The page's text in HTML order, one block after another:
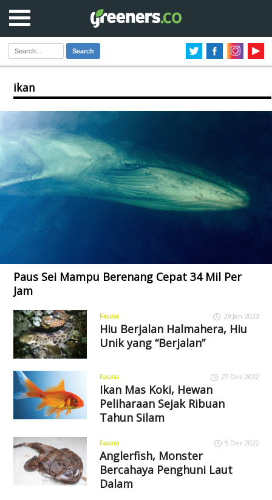
Search
ikan
Paus Sei Mampu Berenang Cepat 34 Mil Per
Jam
Fauna 29 Jan 2023
Hiu Berjalan Halmahera, Hiu
Unik yang “Berjalan”
Fauna 27 Des 2022
Ikan Mas Koki, Hewan
Peliharaan Sejak Ribuan
Tahun Silam
Fauna 5 Des 2022
Anglerfish, Monster
Bercahaya Penghuni Laut
Dalam